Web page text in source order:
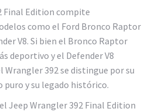
Final Edition compite
como el Ford Bronco Raptor
V8. Si bien el Bronco Raptor
deportivo y el Defender V8
Wrangler 392 se distingue por su
y su legado histórico.
Jeep Wrangler 392 Final Edition